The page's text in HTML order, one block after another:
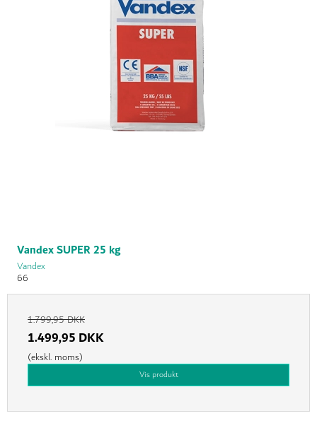
Vandex SUPER 25 kg
Vandex
66
1.799,95 DKK
1.499,95 DKK
(ekskl. moms)
Vis produkt